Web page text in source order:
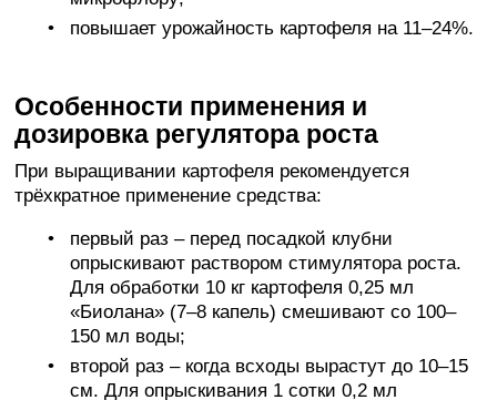
повышает урожайность картофеля на 11–24%.
Особенности применения и
дозировка регулятора роста
При выращивании картофеля рекомендуется
трёхкратное применение средства:
первый раз – перед посадкой клубни
опрыскивают раствором стимулятора роста.
Для обработки 10 кг картофеля 0,25 мл
«Биолана» (7–8 капель) смешивают со 100–
150 мл воды;
второй раз – когда всходы вырастут до 10–15
см. Для опрыскивания 1 сотки 0,2 мл